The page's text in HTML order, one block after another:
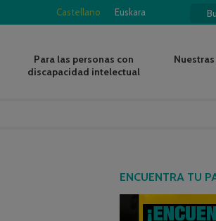
Castellano Euskara
Para las personas con
discapacidad intelectual
ENCUENTRA TU